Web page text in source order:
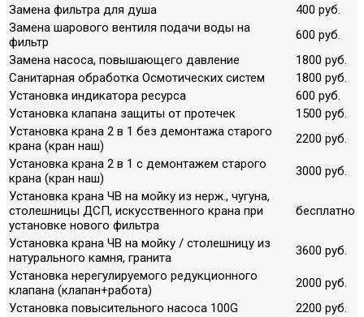
Замена фильтра для душа
400 руб.
Замена шарового вентиля подачи воды на
фильтр
600 руб.
Замена насоса, повышающего давление
1800 руб.
Санитарная обработка Осмотических систем
1800 руб.
Установка индикатора ресурса
600 руб.
Установка клапана защиты от протечек
1500 руб.
Установка крана 2 в 1 без демонтажа старого
крана (кран наш)
2200 руб.
Установка крана 2 в 1 с демонтажем старого
крана (кран наш)
3000 руб.
Установка крана ЧВ на мойку из нерж., чугуна,
столешницы ДСП, искусственного крана при
установке нового фильтра
бесплатно
Установка крана ЧВ на мойку / столешницу из
натурального камня, гранита
3600 руб.
Установка нерегулируемого редукционного
клапана (клапан+работа)
2000 руб.
Установка повысительного насоса 100G
2200 руб.